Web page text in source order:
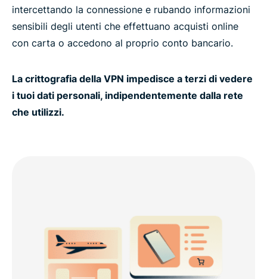
intercettando la connessione e rubando informazioni
sensibili degli utenti che effettuano acquisti online
con carta o accedono al proprio conto bancario.
La crittografia della VPN impedisce a terzi di vedere
i tuoi dati personali, indipendentemente dalla rete
che utilizzi.